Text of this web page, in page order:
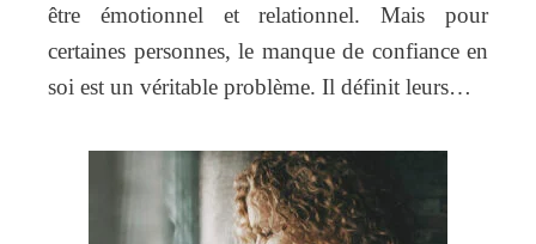
être émotionnel et relationnel. Mais pour
certaines personnes, le manque de confiance en
soi est un véritable problème. Il définit leurs…